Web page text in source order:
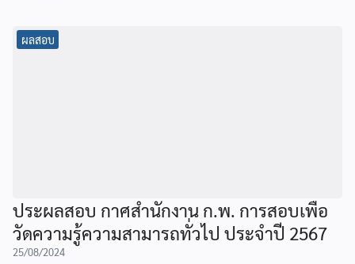
ผลสอบ
ประผลสอบ กาศสำนักงาน ก.พ. การสอบเพื่อ
วัดความรู้ความสามารถทั่วไป ประจำปี 2567
25/08/2024